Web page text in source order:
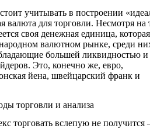
учитывать в построении
валюта для торговли. Несмотря на
своя денежная единица,
валютном рынке, среди
большей ликвидностью и
Это, конечно же, евро,
йена, швейцарский франк и
торговли и анализа
торговать вслепую не получится